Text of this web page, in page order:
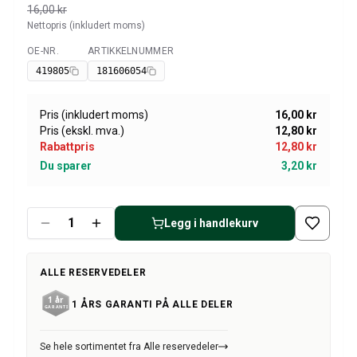
Amazon dekk/felg/navkapsler
Reservedeler til 1800
1800 Drivstoff/Avgassystem
Volvo 1800 Karosseri
1800 Motorregulering
1800 Motordeler
1800 Forvogn
1800 Kraftoverføring/Bakaksel
Varme/Friskluftsanlegg 1800 (1961–73)
Reservedeler til 140/164
Volvo 140/164 karosseri
140/164 Bremsesystem
140/164 Elsystem
16,00 kr
Nettopris (inkludert moms)
Tilgjengelig
OE-NR.
419805
ARTIKKELNUMMER
181606054
Pris (inkludert moms)
16,00 kr
Pris (ekskl. mva.)
12,80 kr
Rabattpris
12,80 kr
Du sparer
3,20 kr
Legg i handlekurv
ALLE RESERVEDELER
1 ÅRS GARANTI PÅ ALLE DELER
Se hele sortimentet fra Alle reservedeler